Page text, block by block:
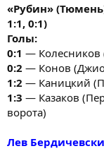
«Рубин»
1:1, 0:1)
Голы:
0:1 — Колесников
0:2 — Конов
1:2 — Каницкий
1:3 — Казаков
ворота)
Лев